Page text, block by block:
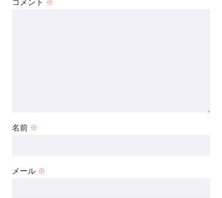
コメント ※
名前 ※
メール ※